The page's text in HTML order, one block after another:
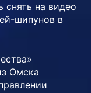
снять на видео
шипунов в
Омска